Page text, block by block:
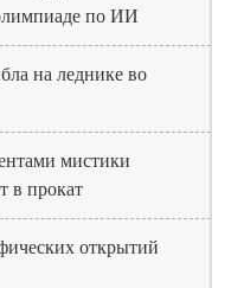
по ИИ
на леднике во
мистики
в прокат
открытий